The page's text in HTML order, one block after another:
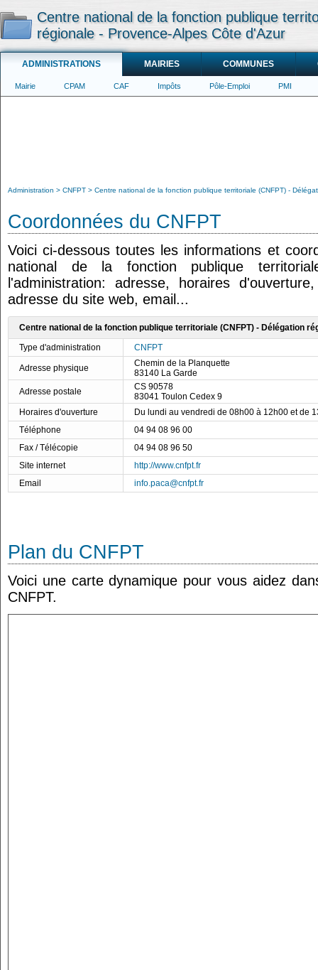
Centre national de la fonction publique
régionale - Provence-Alpes Côte d'Azur
ADMINISTRATIONS MAIRIES COMMUNES
Mairie CPAM CAF Impôts Pôle-Emploi PMI
Administration CNFPT Centre national de la fonction publique territoriale (CNFPT) -
Coordonnées du CNFPT
Voici ci-dessous toutes les informations et
national de la fonction publique
l'administration: adresse, horaires
adresse du site web, email...
Centre national de la fonction publique territoriale (CNFPT) - Délégation
Type d'administration
CNFPT
Adresse physique
Chemin de la Planquette
83140 La Garde
Adresse postale
CS 90578
83041 Toulon Cedex 9
Horaires d'ouverture
Du lundi au vendredi de 08h00 à 12h00 et de
Téléphone
04 94 08 96 00
Fax / Télécopie
04 94 08 96 50
Site internet
http://www.cnfpt.fr
Email
info.paca@cnfpt.fr
Plan du CNFPT
Voici une carte dynamique pour vous aidez
CNFPT.